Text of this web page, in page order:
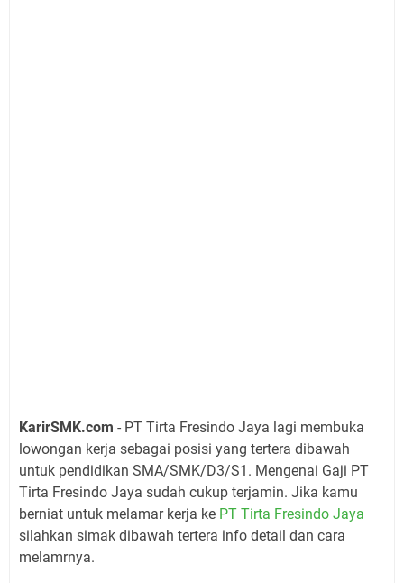
KarirSMK.com - PT Tirta Fresindo Jaya lagi membuka
lowongan kerja sebagai posisi yang tertera dibawah
untuk pendidikan SMA/SMK/D3/S1. Mengenai Gaji PT
Tirta Fresindo Jaya sudah cukup terjamin. Jika kamu
berniat untuk melamar kerja ke PT Tirta Fresindo Jaya
silahkan simak dibawah tertera info detail dan cara
melamrnya.